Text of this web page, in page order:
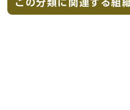
この分類に関連する組